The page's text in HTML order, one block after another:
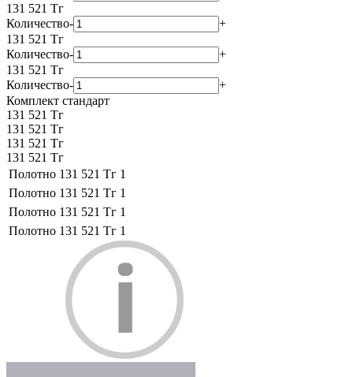
131 521 Тг
Количество-
+
131 521 Тг
Количество-
+
131 521 Тг
Количество-
+
Комплект стандарт
131 521 Тг
131 521 Тг
131 521 Тг
131 521 Тг
Полотно 131 521 Тг 1
Полотно 131 521 Тг 1
Полотно 131 521 Тг 1
Полотно 131 521 Тг 1